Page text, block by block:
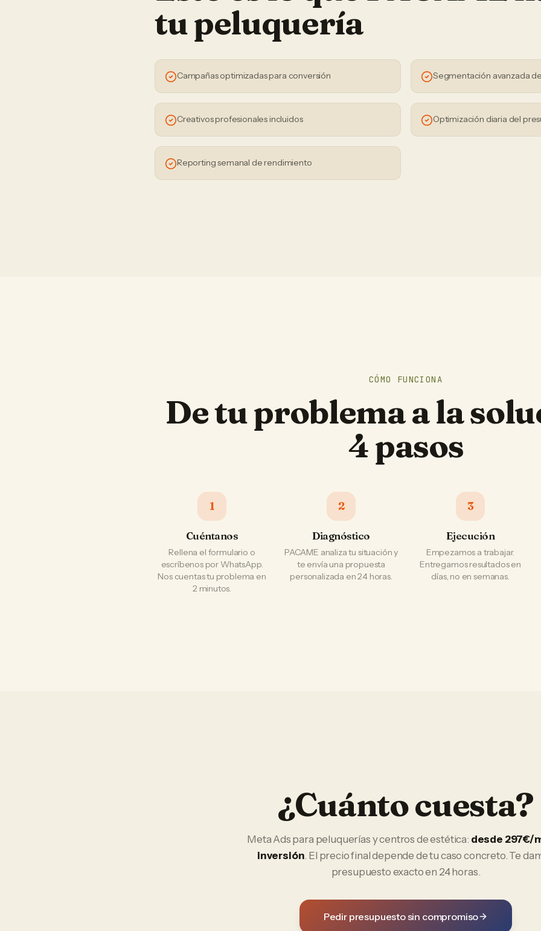
tupeluquería
Campañas optimizadas para conversión Segmentación avanzada
Creativos profesionales incluidos Optimización diaria del
Reporting semanal de rendimiento
CÓMO FUNCIONA
De tu problema a la
4 pasos
1
Cuéntanos
Rellena el formulario o
escríbenos por WhatsApp.
Nos cuentas tu problema en
2 minutos.
2
Diagnóstico
PACAME analiza tu situación y
te envía una propuesta
personalizada en 24 horas.
3
Ejecución
Empezamos a trabajar.
Entregamos resultados en
días, no en semanas.
¿Cuánto cuesta?
Meta Ads para peluquerías y centros de estética: desde 297€/
inversión. El precio final depende de tu caso concreto. Te
presupuesto exacto en 24 horas.
Pedir presupuesto sin compromiso